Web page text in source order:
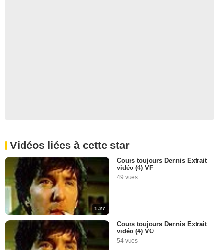
Vidéos liées à cette star
1:27
Cours toujours Dennis Extrait
vidéo (4) VF
49 vues
Cours toujours Dennis Extrait
vidéo (4) VO
54 vues